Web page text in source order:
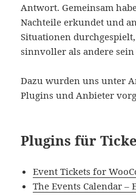
Antwort. Gemeinsam
Nachteile erkundet und
Situationen
sinnvoller als andere
Dazu wurden uns unter
Plugins und Anbieter
Plugins für
Event Tickets for
The Events Calendar –